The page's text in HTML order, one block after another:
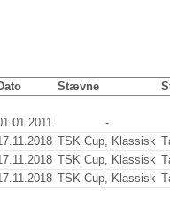
Stævne
-
TSK Cup, Klassisk
TSK Cup, Klassisk
TSK Cup, Klassisk